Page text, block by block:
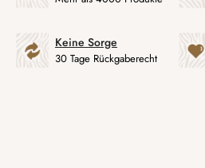
Keine Sorge
30 Tage Rückgaberecht